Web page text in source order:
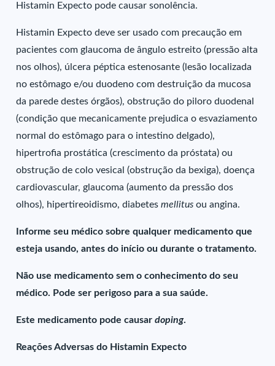
Histamin Expecto pode causar sonolência.
Histamin Expecto deve ser usado com precaução em
pacientes com glaucoma de ângulo estreito (pressão alta
nos olhos), úlcera péptica estenosante (lesão localizada
no estômago e/ou duodeno com destruição da mucosa
da parede destes órgãos), obstrução do piloro duodenal
(condição que mecanicamente prejudica o esvaziamento
normal do estômago para o intestino delgado),
hipertrofia prostática (crescimento da próstata) ou
obstrução de colo vesical (obstrução da bexiga), doença
cardiovascular, glaucoma (aumento da pressão dos
olhos), hipertireoidismo, diabetesmellitusou angina.
Informe seu médico sobre qualquer medicamento que
esteja usando, antes do início ou durante o tratamento.
Não use medicamento sem o conhecimento do seu
médico. Pode ser perigoso para a sua saúde.
Este medicamento pode causardoping.
Reações Adversas do Histamin Expecto